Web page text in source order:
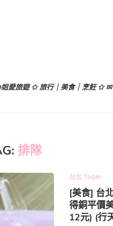
愛旅遊 ✩ 旅行｜美食｜烹飪 ✩ ✉
排隊
台北 Taipei
[美食] 台
得銅平價
12元) (行